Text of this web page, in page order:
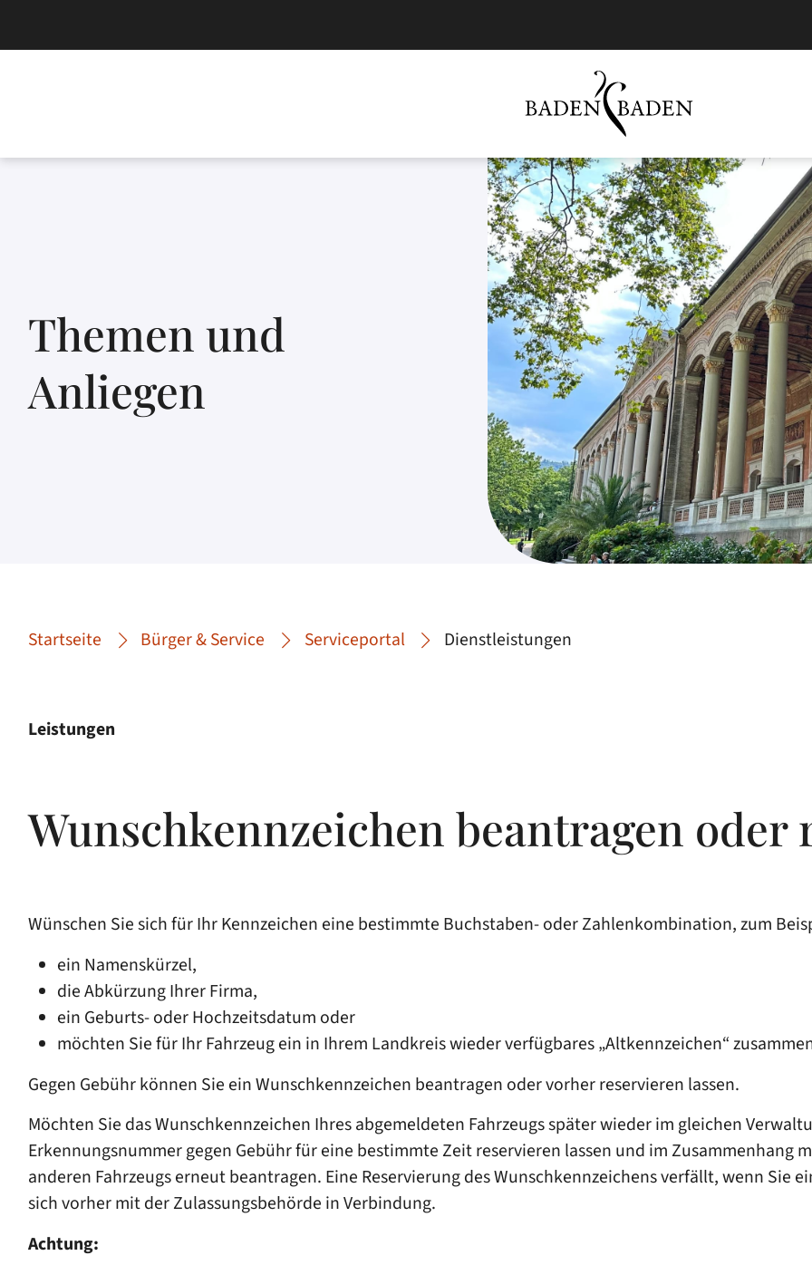
Themen und
Anliegen
Startseite Bürger & Service Serviceportal Dienstleistungen
Leistungen
Wunschkennzeichen beantragen oder
Wünschen Sie sich für Ihr Kennzeichen eine bestimmte Buchstaben- oder Zahlenkombination, zum
ein Namenskürzel,
die Abkürzung Ihrer Firma,
ein Geburts- oder Hochzeitsdatum oder
möchten Sie für Ihr Fahrzeug ein in Ihrem Landkreis wieder verfügbares „Altkennzeichen“
Gegen Gebühr können Sie ein Wunschkennzeichen beantragen oder vorher reservieren lassen.
Möchten Sie das Wunschkennzeichen Ihres abgemeldeten Fahrzeugs später wieder im gleichen
Erkennungsnummer gegen Gebühr für eine bestimmte Zeit reservieren lassen und im Zusammenhang
anderen Fahrzeugs erneut beantragen. Eine Reservierung des Wunschkennzeichens verfällt, wenn Sie
sich vorher mit der Zulassungsbehörde in Verbindung.
Achtung: